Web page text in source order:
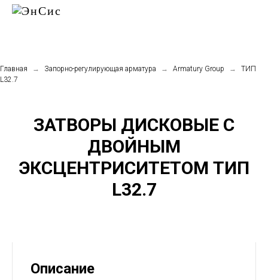
Главная → Запорно-регулирующая арматура → Armatury Group →
TИП
L32.7
ЗАТВОРЫ ДИСКОВЫЕ С
ДВОЙНЫМ
ЭКСЦЕНТРИСИТЕТОМ TИП
L32.7
Описание